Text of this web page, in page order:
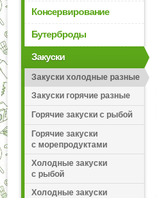
Консервирование
Бутерброды
Закуски
Закуски холодные разные
Закуски горячие разные
Горячие закуски с рыбой
Горячие закуски
с морепродуктами
Холодные закуски
с рыбой
Холодные закуски